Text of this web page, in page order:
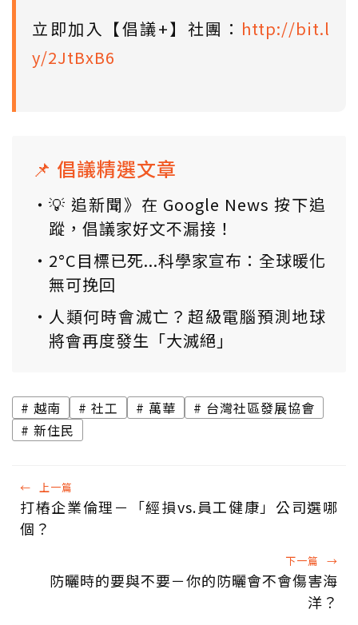
立即加入【倡議+】社團： http://bit.l
y/2JtBxB6
📌 倡議精選文章
💡 追新聞》在 Google News 按下追
蹤，倡議家好文不漏接！
2°C目標已死...科學家宣布：全球暖化
無可挽回
人類何時會滅亡？超級電腦預測地球
將會再度發生「大滅絕」
越南 社工 萬華
台灣社區發展協會
新住民
← 上一篇
打樁企業倫理－「經損vs.員工健康」公司選哪
個？
下一篇 →
防曬時的要與不要－你的防曬會不會傷害海
洋？